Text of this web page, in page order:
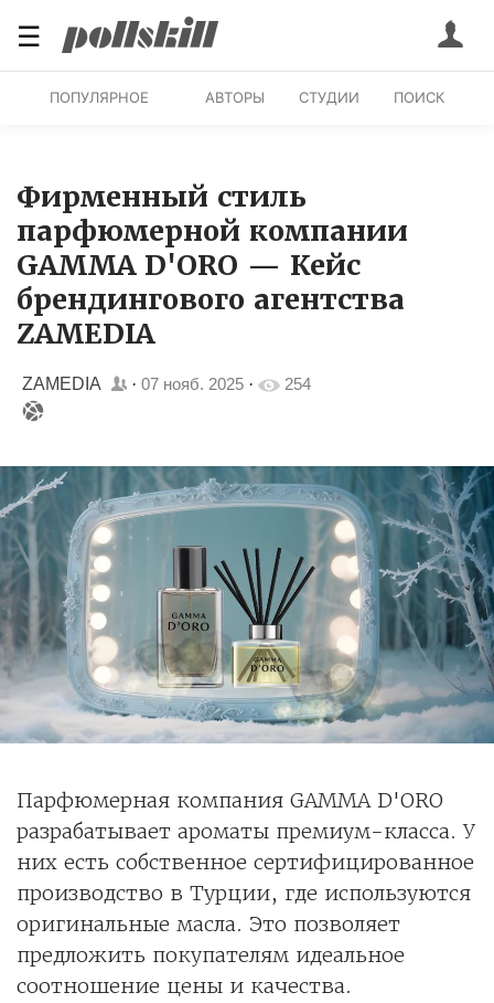
☰
ПОПУЛЯРНОЕ АВТОРЫ СТУДИИ ПОИСК
Фирменный стиль
парфюмерной компании
GAMMA D'ORO — Кейс
брендингового агентства
ZAMEDIA
ZAMEDIA · 07 нояб. 2025 · 254
Парфюмерная компания GAMMA D'ORO
разрабатывает ароматы премиум-класса. У
них есть собственное сертифицированное
производство в Турции, где используются
оригинальные масла. Это позволяет
предложить покупателям идеальное
соотношение цены и качества.